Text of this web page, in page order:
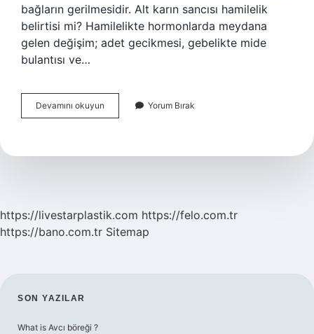
bağların gerilmesidir. Alt karın sancısı hamilelik
belirtisi mi? Hamilelikte hormonlarda meydana
gelen değişim; adet gecikmesi, gebelikte mide
bulantısı ve…
Devamını okuyun Hamilelikte
Karın
Benzer
Yorum Bırak
https://livestarplastik.com https://felo.com.tr
https://bano.com.tr Sitemap
SIDEBAR
SON YAZILAR
What is Avcı böreği ?